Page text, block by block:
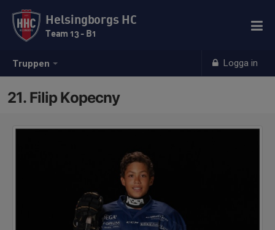
Truppen Logga in
Helsingborgs HC
Team 13 - B1
21. Filip Kopecny